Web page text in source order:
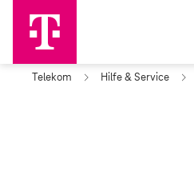
Telekom Hilfe & Service